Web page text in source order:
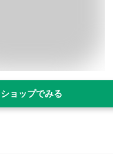
ショップでみる